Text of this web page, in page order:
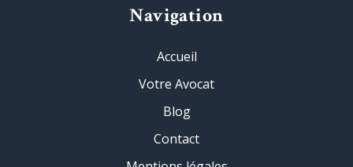
Navigation
Accueil
Votre Avocat
Blog
Contact